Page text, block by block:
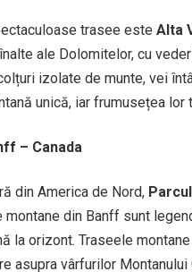
trasee este Alta
ale Dolomitelor, cu
izolate de munte, vei
unică, iar frumusețea
– Canada
din America de Nord,
din Banff sunt
la orizont. Traseele
asupra vârfurilor Montanului